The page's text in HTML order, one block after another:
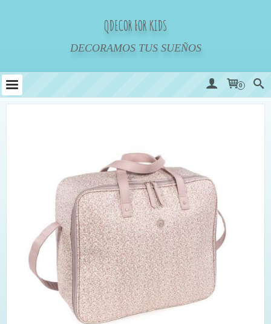
QDECOR FOR KIDS
DECORAMOS TUS SUEÑOS
0